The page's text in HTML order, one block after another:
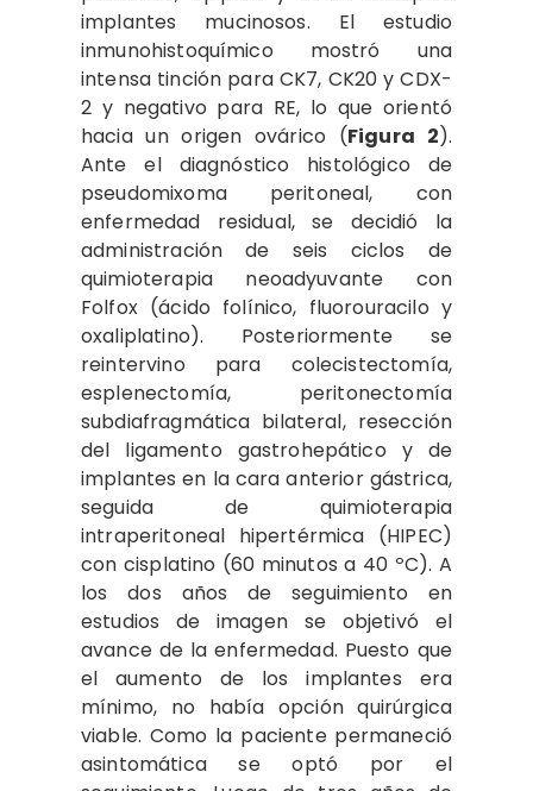
implantes mucinosos. El estudio
inmunohistoquímico mostró una
intensa tinción para CK7, CK20 y CDX-
2 y negativo para RE, lo que orientó
hacia un origen ovárico (Figura 2).
Ante el diagnóstico histológico de
pseudomixoma peritoneal, con
enfermedad residual, se decidió la
administración de seis ciclos de
quimioterapia neoadyuvante con
Folfox (ácido folínico, fluorouracilo y
oxaliplatino). Posteriormente se
reintervino para colecistectomía,
esplenectomía, peritonectomía
subdiafragmática bilateral, resección
del ligamento gastrohepático y de
implantes en la cara anterior gástrica,
seguida de quimioterapia
intraperitoneal hipertérmica (HIPEC)
con cisplatino (60 minutos a 40 ºC). A
los dos años de seguimiento en
estudios de imagen se objetivó el
avance de la enfermedad. Puesto que
el aumento de los implantes era
mínimo, no había opción quirúrgica
viable. Como la paciente permaneció
asintomática se optó por el